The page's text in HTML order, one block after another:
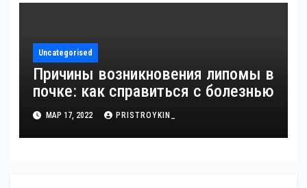
Uncategorised
Причины возникновения липомы в
почке: как справиться с болезнью
МАР 17, 2022 PRISTROYKIN_